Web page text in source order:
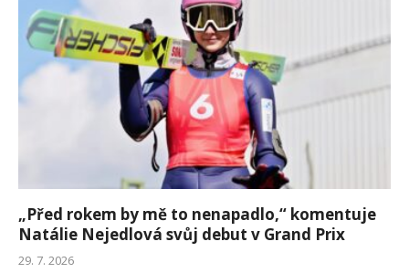
„Před rokem by mě to nenapadlo,“ komentuje
Natálie Nejedlová svůj debut v Grand Prix
29. 7. 2026